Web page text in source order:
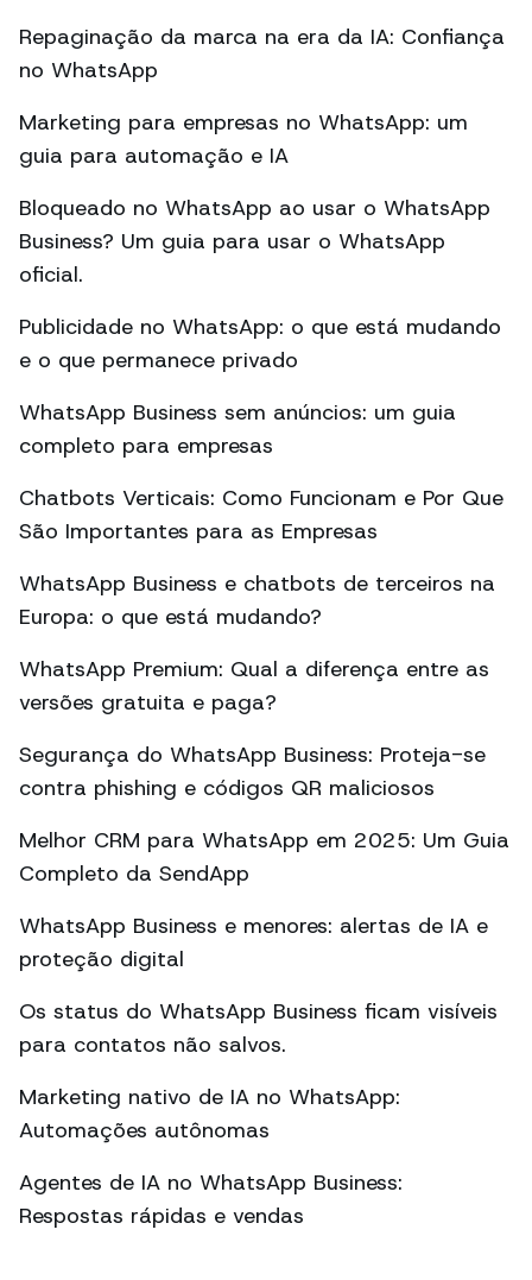
Repaginação da marca na era da IA: Confiança
no WhatsApp
Marketing para empresas no WhatsApp: um
guia para automação e IA
Bloqueado no WhatsApp ao usar o WhatsApp
Business? Um guia para usar o WhatsApp
oficial.
Publicidade no WhatsApp: o que está mudando
e o que permanece privado
WhatsApp Business sem anúncios: um guia
completo para empresas
Chatbots Verticais: Como Funcionam e Por Que
São Importantes para as Empresas
WhatsApp Business e chatbots de terceiros na
Europa: o que está mudando?
WhatsApp Premium: Qual a diferença entre as
versões gratuita e paga?
Segurança do WhatsApp Business: Proteja-se
contra phishing e códigos QR maliciosos
Melhor CRM para WhatsApp em 2025: Um Guia
Completo da SendApp
WhatsApp Business e menores: alertas de IA e
proteção digital
Os status do WhatsApp Business ficam visíveis
para contatos não salvos.
Marketing nativo de IA no WhatsApp:
Automações autônomas
Agentes de IA no WhatsApp Business:
Respostas rápidas e vendas